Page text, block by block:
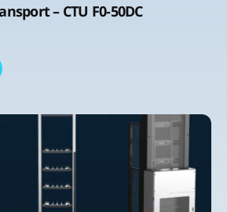
– CTU F0-50DC